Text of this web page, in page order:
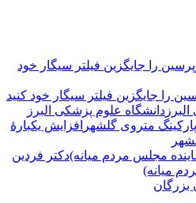
را جایگزین فیلتر سیگار خود کنید
دانشگاه علوم پزشکی البرز
افزایش یکبارۀ
دكتر فردين
میانه)
بزرگان